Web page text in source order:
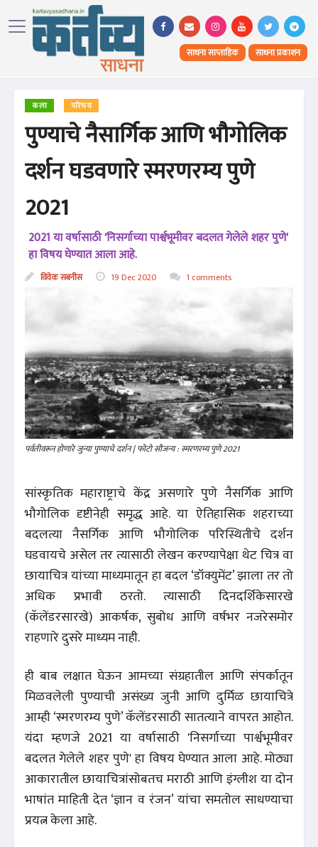
साधना साप्ताहिक साधना प्रकाशन
कला परिचय
पुण्याचे नैसार्गिक आणि भौगोलिक
दर्शन घडवणारे स्मरणरम्य पुणे
2021
2021 या वर्षासाठी 'निसर्गाच्या पार्श्वभूमीवर बदलत गेलेले शहर पुणे'
हा विषय घेण्यात आला आहे.
विवेक सबनीस 19 Dec 2020 1 comments
पर्वतीवरून होणारे जुन्या पुण्याचे दर्शन | फोटो सौजन्य : स्मरणरम्य पुणे 2021
सांस्कृतिक महाराष्ट्राचे केंद्र असणारे पुणे नैसर्गिक आणि
भौगोलिक दृष्टीनेही समृद्ध आहे. या ऐतिहासिक शहराच्या
बदलत्या नैसर्गिक आणि भौगोलिक परिस्थितीचे दर्शन
घडवायचे असेल तर त्यासाठी लेखन करण्यापेक्षा थेट चित्र वा
छायाचित्र यांच्या माध्यमातून हा बदल ‘डॉक्युमेंट’ झाला तर तो
अधिक प्रभावी ठरतो. त्यासाठी दिनदर्शिकेसारखे
(कॅलेंडरसारखे) आकर्षक, सुबोध आणि वर्षभर नजरेसमोर
राहणारे दुसरे माध्यम नाही.
ही बाब लक्षात घेऊन आमच्या संग्रहातील आणि संपर्कातून
मिळवलेली पुण्याची असंख्य जुनी आणि दुर्मिळ छायाचित्रे
आम्ही ‘स्मरणरम्य पुणे’ कॅलेंडरसाठी सातत्याने वापरत आहोत.
यंदा म्हणजे 2021 या वर्षासाठी 'निसर्गाच्या पार्श्वभूमीवर
बदलत गेलेले शहर पुणे' हा विषय घेण्यात आला आहे. मोठ्या
आकारातील छायाचित्रांसोबतच मराठी आणि इंग्लीश या दोन
भाषांत माहिती देत ‘ज्ञान व रंजन’ यांचा समतोल साधण्याचा
प्रयत्न केला आहे.